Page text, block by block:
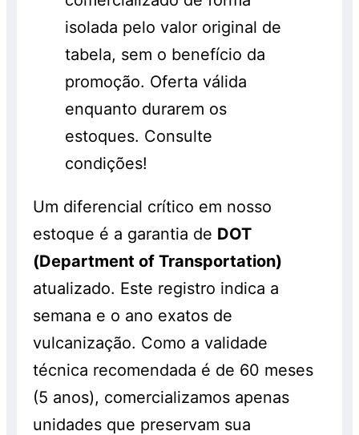
isolada pelo valor original de
tabela, sem o benefício da
promoção. Oferta válida
enquanto durarem os
estoques. Consulte
condições!
Um diferencial crítico em nosso
estoque é a garantia de DOT
(Department of Transportation)
atualizado. Este registro indica a
semana e o ano exatos de
vulcanização. Como a validade
técnica recomendada é de 60 meses
(5 anos), comercializamos apenas
unidades que preservam sua